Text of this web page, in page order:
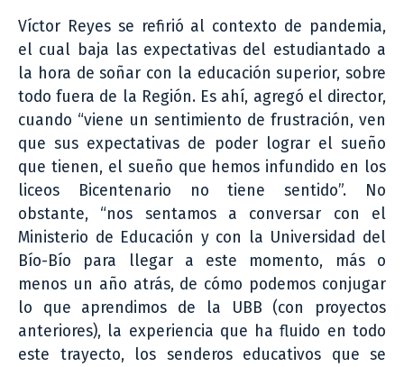
Víctor Reyes se refirió al contexto de pandemia,
el cual baja las expectativas del estudiantado a
la hora de soñar con la educación superior, sobre
todo fuera de la Región. Es ahí, agregó el director,
cuando “viene un sentimiento de frustración, ven
que sus expectativas de poder lograr el sueño
que tienen, el sueño que hemos infundido en los
liceos Bicentenario no tiene sentido”. No
obstante, “nos sentamos a conversar con el
Ministerio de Educación y con la Universidad del
Bío-Bío para llegar a este momento, más o
menos un año atrás, de cómo podemos conjugar
lo que aprendimos de la UBB (con proyectos
anteriores), la experiencia que ha fluido en todo
este trayecto, los senderos educativos que se